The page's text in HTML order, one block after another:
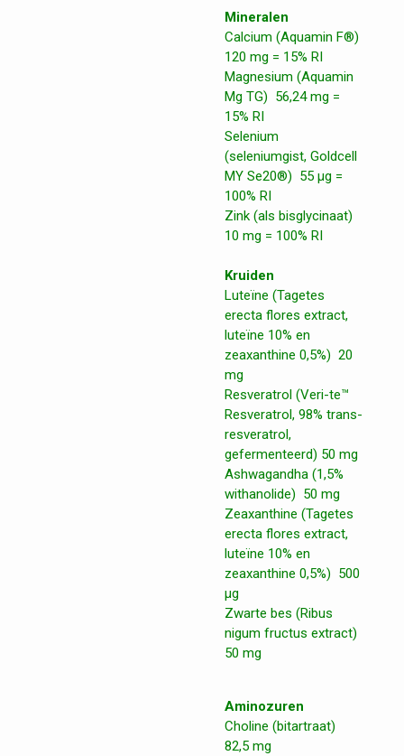
Mineralen
Calcium (Aquamin F®)
120 mg = 15% RI
Magnesium (Aquamin
Mg TG) 56,24 mg =
15% RI
Selenium
(seleniumgist, Goldcell
MY Se20®) 55 μg =
100% RI
Zink (als bisglycinaat)
10 mg = 100% RI
Kruiden
Luteïne (Tagetes
erecta flores extract,
luteïne 10% en
zeaxanthine 0,5%) 20
mg
Resveratrol (Veri-te™
Resveratrol, 98% trans-
resveratrol,
gefermenteerd) 50 mg
Ashwagandha (1,5%
withanolide) 50 mg
Zeaxanthine (Tagetes
erecta flores extract,
luteïne 10% en
zeaxanthine 0,5%) 500
μg
Zwarte bes (Ribus
nigum fructus extract)
50 mg
Aminozuren
Choline (bitartraat)
82,5 mg